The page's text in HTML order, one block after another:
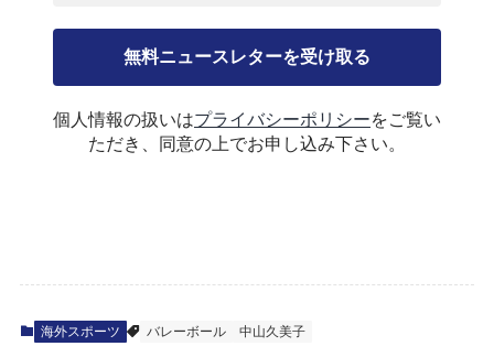
個人情報の扱いはプライバシーポリシーをご覧い
ただき、同意の上でお申し込み下さい。
海外スポーツ バレーボール 中山久美子